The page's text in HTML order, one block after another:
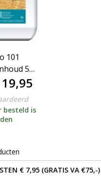
101
5
besteld is
€ 7,95 (GRATIS VA €75,-)